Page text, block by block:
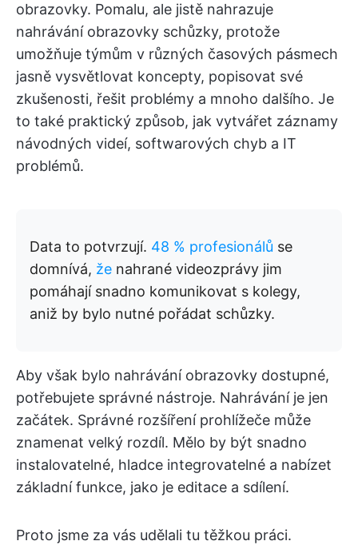
obrazovky. Pomalu, ale jistě nahrazuje
nahrávání obrazovky schůzky, protože
umožňuje týmům v různých časových pásmech
jasně vysvětlovat koncepty, popisovat své
zkušenosti, řešit problémy a mnoho dalšího. Je
to také praktický způsob, jak vytvářet záznamy
návodných videí, softwarových chyb a IT
problémů.
Data to potvrzují. 48 % profesionálů se
domnívá, že nahrané videozprávy jim
pomáhají snadno komunikovat s kolegy,
aniž by bylo nutné pořádat schůzky.
Aby však bylo nahrávání obrazovky dostupné,
potřebujete správné nástroje. Nahrávání je jen
začátek. Správné rozšíření prohlížeče může
znamenat velký rozdíl. Mělo by být snadno
instalovatelné, hladce integrovatelné a nabízet
základní funkce, jako je editace a sdílení.
Proto jsme za vás udělali tu těžkou práci.